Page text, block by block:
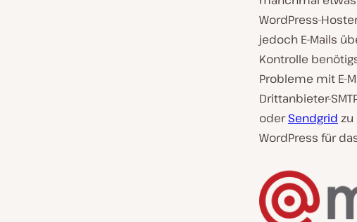
WordPress-
jedoch E-Mails
Kontrolle
Probleme mit E-
Drittanbieter-
oderSendgrid zu
WordPress für